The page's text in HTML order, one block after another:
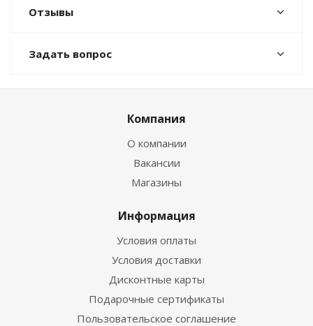
Отзывы
Задать вопрос
Компания
О компании
Вакансии
Магазины
Информация
Условия оплаты
Условия доставки
Дисконтные карты
Подарочные сертификаты
Пользовательское соглашение